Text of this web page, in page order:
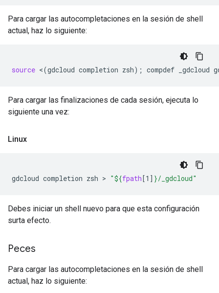
Para cargar las autocompletaciones en la sesión de shell
actual, haz lo siguiente:
source <(gdcloud completion zsh) ; compdef _gdcloud
Para cargar las finalizaciones de cada sesión, ejecuta lo
siguiente una vez:
Linux
gdcloud completion zsh > "${fpath[1] }/_gdcloud"
Debes iniciar un shell nuevo para que esta configuración
surta efecto.
Peces
Para cargar las autocompletaciones en la sesión de shell
actual, haz lo siguiente: